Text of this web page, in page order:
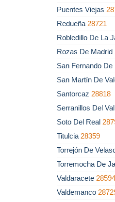
Puentes Viejas
Redueña 28721
Robledillo De La
Rozas De Madrid
San Fernando De
San Martín De
Santorcaz 28818
Serranillos Del
Soto Del Real
Titulcia 28359
Torrejón De
Torremocha De
Valdaracete 28594
Valdemanco